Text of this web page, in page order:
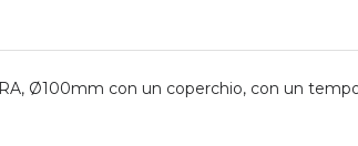
Ø100mm con un coperchio, con un